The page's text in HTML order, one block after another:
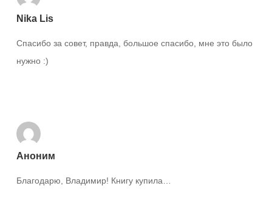
Nika Lis
Спасибо за совет, правда, большое спасибо, мне это было
нужно :)
Аноним
Благодарю, Владимир! Книгу купила…